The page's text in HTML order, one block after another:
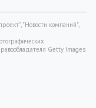
"Новости компаний",
Getty Images